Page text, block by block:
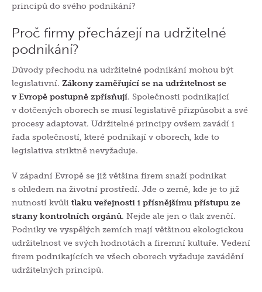
principů do svého podnikání?
Proč firmy přecházejí na udržitelné
podnikání?
Důvody přechodu na udržitelné podnikání mohou být
legislativní. Zákony zaměřující se na udržitelnost se
v Evropě postupně zpřísňují. Společnosti podnikající
v dotčených oborech se musí legislativě přizpůsobit a své
procesy adaptovat. Udržitelné principy ovšem zavádí i
řada společností, které podnikají v oborech, kde to
legislativa striktně nevyžaduje.
V západní Evropě se již většina firem snaží podnikat
s ohledem na životní prostředí. Jde o země, kde je to již
nutností kvůli tlaku veřejnosti i přísnějšímu přístupu ze
strany kontrolních orgánů. Nejde ale jen o tlak zvenčí.
Podniky ve vyspělých zemích mají většinou ekologickou
udržitelnost ve svých hodnotách a firemní kultuře. Vedení
firem podnikajících ve všech oborech vyžaduje zavádění
udržitelných principů.